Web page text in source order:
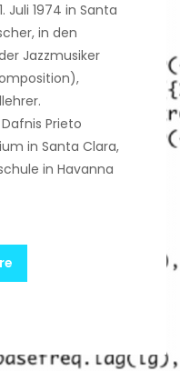
Juli 1974 in Santa
in den
Jazzmusiker
Prieto
in Santa Clara,
in Havanna